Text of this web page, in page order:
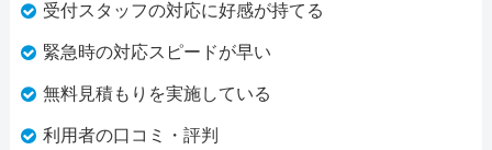
受付スタッフの対応に好感が持てる
緊急時の対応スピードが早い
無料見積もりを実施している
利用者の口コミ・評判